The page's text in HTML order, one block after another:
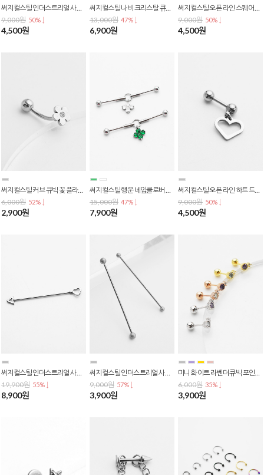
써지컬스틸 인더스트리얼 사선 바벨 콘 볼 스트레이트 귀 연골 피어싱 P-0836
9,000원 50% ↓
4,500원
써지컬스틸 나비 크리스탈 큐빅 인더스트리얼 바벨 사선 피어싱 P-0834
13,000원 47% ↓
6,900원
9,000원 50% ↓
4,500원
써지컬스틸 커브 큐빅 꽃 플라워 귀볼 눈썹 바나나 피어싱 P-0826
6,000원 52% ↓
2,900원
써지컬스틸 행운 네잎클로버 인더스트리얼 바벨 플렉시블 피어싱 큐빅 드롭 P-0825
15,000원 47% ↓
7,900원
써지컬스틸 오픈 라인 하트 드롭 데일리 피어싱 P-0820
9,000원 50% ↓
4,500원
써지컬스틸 인더스트리얼 사선 바벨 피어싱 하트 삼각 큐빅 연골 귀 피어싱 P-0819
19,900원 55% ↓
8,900원
써지컬스틸 인더스트리얼 사선 바벨 무광 샌드 매트 볼 스트레이트 귀 연골 피어싱 P-0818
9,000원 57% ↓
3,900원
6,000원 35% ↓
3,900원